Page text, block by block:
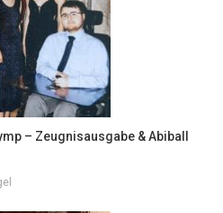
– Zeugnisausgabe & Abiball